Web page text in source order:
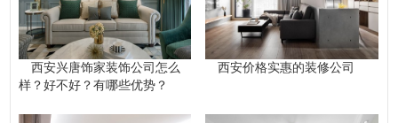
西安兴唐饰家装饰公司怎么
样？好不好？有哪些优势？
西安价格实惠的装修公司